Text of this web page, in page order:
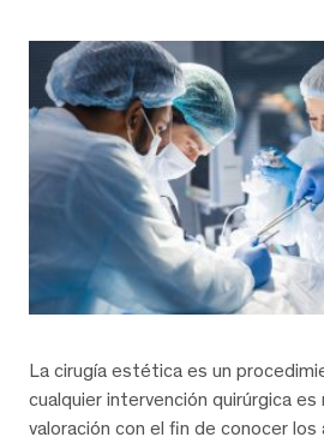
La cirugía estética es un
cualquier intervención quirúrgica
valoración con el fin de conocer